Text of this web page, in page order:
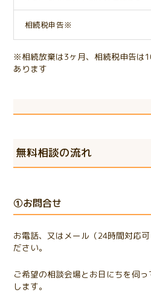
相続税申告※
※相続放棄は3ヶ月、相続税申告は
あります
無料相談の流れ
①お問合せ
お電話、又はメール（24時間対応
ださい。
ご希望の相談会場とお日にちを伺
します。